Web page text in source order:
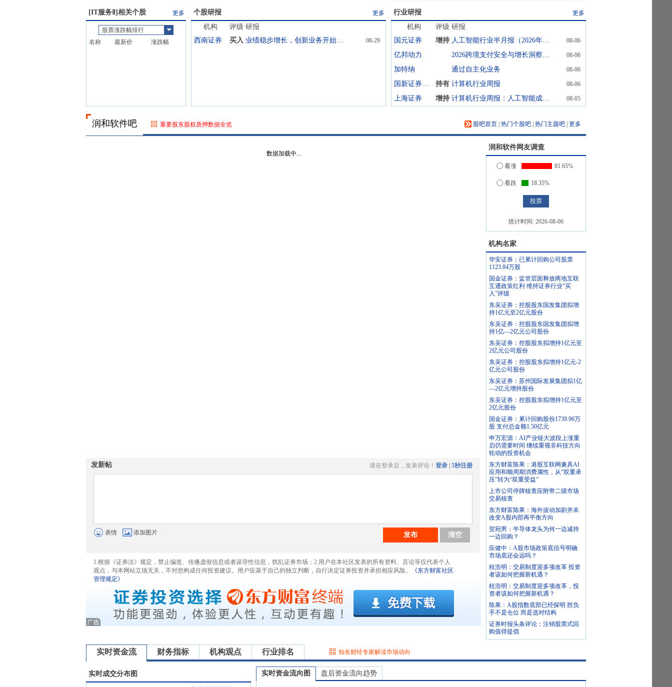
[IT服务Ⅱ ]相关个股 更多
股票涨跌幅排行
名称
最新价 涨跌幅
个股研报 更多
机构 评级 研报
西南证券
买入 业绩稳步增长，创新业务开始放量 08-29
行业研报 更多
机构 评级 研报
国元证券
增持 人工智能行业半月报（2026年7月第2期）：Kimi K3发布，引领开源大模型发展 08-06
亿邦动力 2026跨境支付安全与增长洞察报告：风控驱动 08-06
加特纳 通过自主化业务 08-06
国新证券股份 持有 计算机行业周报 08-06
上海证券 增持 计算机行业周报：人工智能成为经济增长动力源，国内大模型持续升级 08-05
润和软件吧 重要股东股权质押数据全览 股吧首页 热门个股吧 热门主题吧 更多
发新帖 请在登录后，发表评论！ 登录 5秒注册
表情 添加图片 发布 清空
1.根据《证券法》规定，禁止编造、传播虚假信息或者误导性信息，扰乱证券市场；2.用户在本社区发表的所有资料、言论等仅代表个人
观点，与本网站立场无关，不对您构成任何投资建议。用户应基于自己的独立判断，自行决定证券投资并承担相应风险。
《东方财富社区
管理规定》
润和软件网友调查
看涨 81.65%
看跌 18.35%
统计时间: 2026-08-06
机构名家
华安证券：已累计回购公司股票
1123.84万股
国金证券：监管层面释放两地互联
互通政策红利 维持证券行业“买
入”评级
东吴证券：控股股东国发集团拟增
持1亿元至2亿元股份
东吴证券：控股股东国发集团拟增
持1亿—2亿元公司股份
东吴证券：控股股东拟增持1亿元至
2亿元公司股份
东吴证券：控股股东拟增持1亿元-2
亿元公司股份
东吴证券：苏州国际发展集团拟1亿
—2亿元增持股份
东吴证券：控股股东拟增持1亿元至
2亿元股份
国金证券：累计回购股份1739.96万
股 支付总金额1.50亿元
申万宏源：AI产业链大波段上涨重
启仍需要时间 继续重视非科技方向
轮动的投资机会
东方财富陈果：港股互联网兼具AI
应用和顺周期消费属性，从“双重承
压”转为“双重受益”
上市公司停牌核查应附带二级市场
交易核查
东方财富陈果：海外波动加剧并未
改变A股内部再平衡方向
贺宛男：半导体龙头为何一边减持
一边回购？
应健中：A股市场政策底信号明确
市场底还会远吗？
桂浩明：交易制度迎多项改革 投资
者该如何把握新机遇？
桂浩明：交易制度迎多项改革，投
资者该如何把握新机遇？
陈果：A股指数底部已经探明 胜负
手不是仓位 而是选对结构
证券时报头条评论：注销股票式回
购值得提倡
实时资金流 财务指标 机构观点 行业排名 知名财经专家解读市场动向
实时成交分布图 实时资金流向图 盘后资金流向趋势